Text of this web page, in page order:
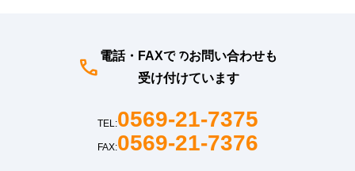
電話・FAXでのお問い合わせも
受け付けています
TEL:0569-21-7375
FAX:0569-21-7376